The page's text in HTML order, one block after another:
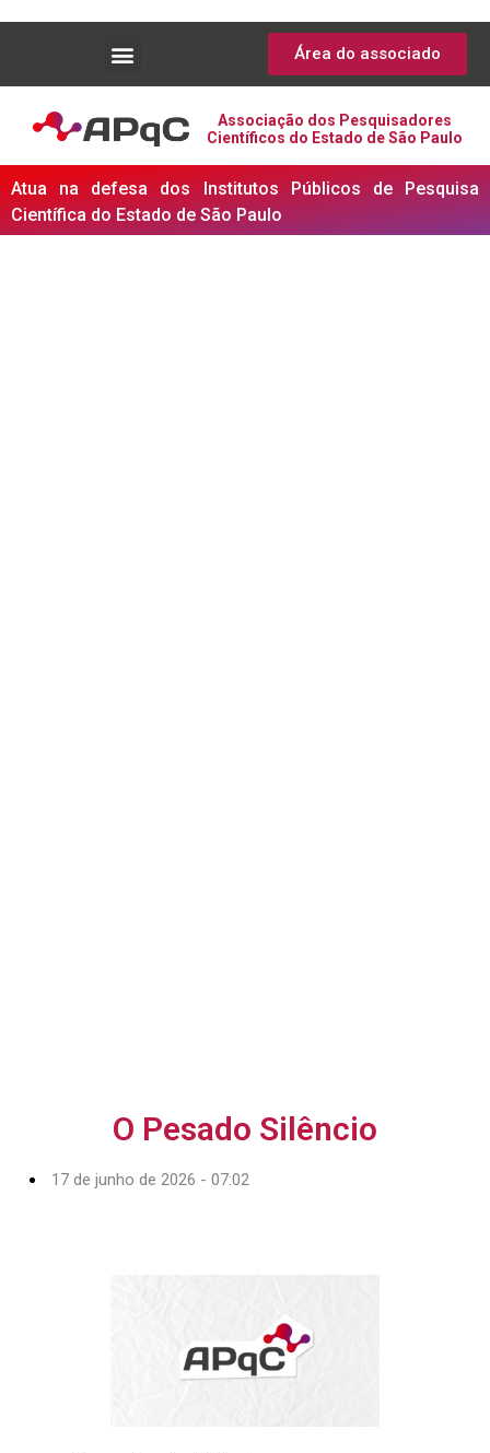
Área do associado
Associação dos Pesquisadores
Científicos do Estado de São Paulo
Atua na defesa dos Institutos Públicos de Pesquisa
Científica do Estado de São Paulo
O Pesado Silêncio
17 de junho de 2026 - 07:02